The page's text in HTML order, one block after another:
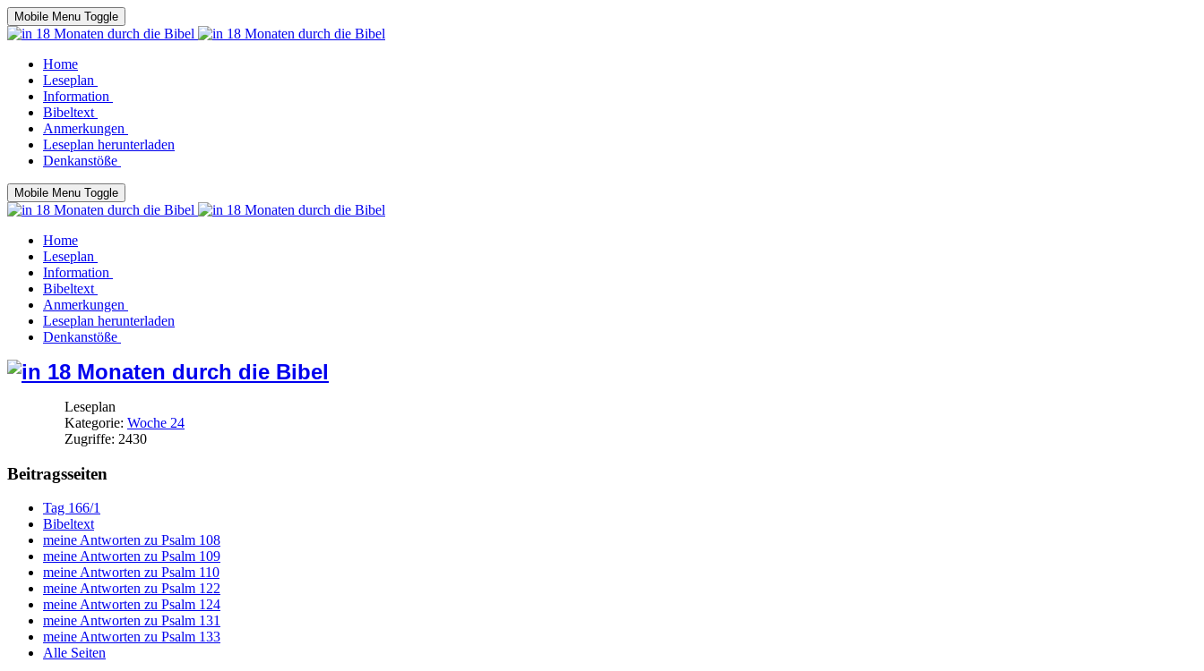
Mobile Menu Toggle
Home
Leseplan
Information
Bibeltext
Anmerkungen
Leseplan herunterladen
Denkanstöße
Mobile Menu Toggle
Home
Leseplan
Information
Bibeltext
Anmerkungen
Leseplan herunterladen
Denkanstöße
Leseplan
Kategorie: Woche 24
Zugriffe: 2430
Beitragsseiten
Tag 166/1
Bibeltext
meine Antworten zu Psalm 108
meine Antworten zu Psalm 109
meine Antworten zu Psalm 110
meine Antworten zu Psalm 122
meine Antworten zu Psalm 124
meine Antworten zu Psalm 131
meine Antworten zu Psalm 133
Alle Seiten